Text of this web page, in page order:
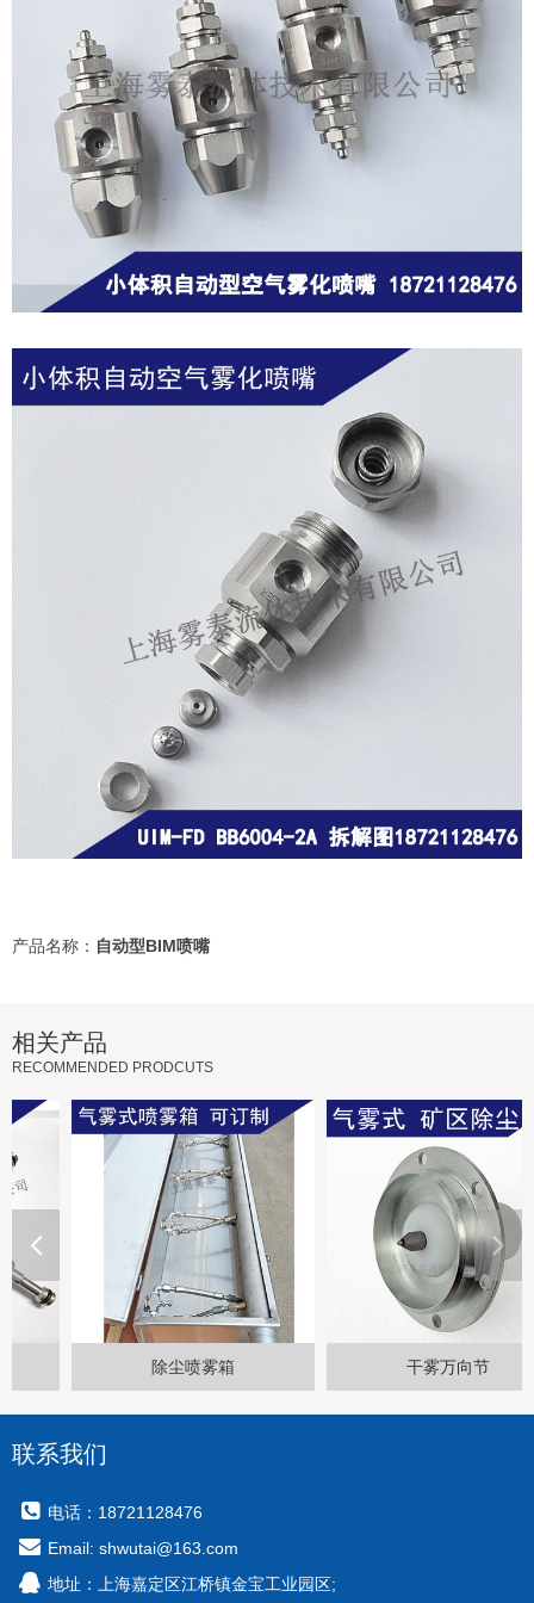
产品名称： 自动型BIM喷嘴
相关产品
RECOMMENDED PRODCUTS
除尘喷雾箱 干雾万向节
联系我们
电话：18721128476
Email: shwutai@163.com
地址：上海嘉定区江桥镇金宝工业园区;